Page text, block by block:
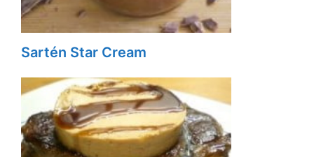
Sartén Star Cream